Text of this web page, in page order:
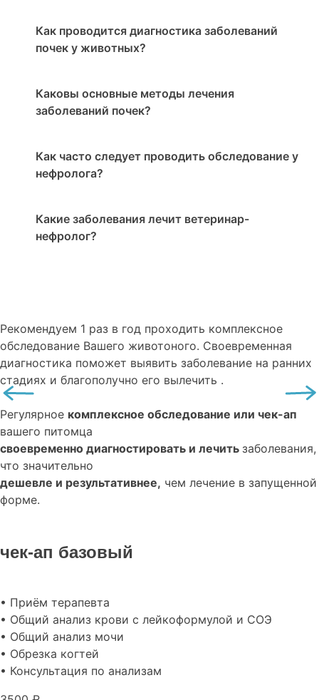
Как проводится диагностика заболеваний
почек у животных?
Каковы основные методы лечения
заболеваний почек?
Как часто следует проводить обследование у
нефролога?
Какие заболевания лечит ветеринар-
нефролог?
Рекомендуем 1 раз в год проходить комплексное
обследование Вашего животоного. Своевременная
диагностика поможет выявить заболевание на ранних
стадиях и благополучно его вылечить .
Регулярное комплексное обследование или чек-ап
вашего питомца
своевременно диагностировать и лечить заболевания,
что значительно
дешевле и результативнее, чем лечение в запущенной
форме.
чек-ап базовый
• Приём терапевта
• Общий анализ крови с лейкоформулой и СОЭ
• Общий анализ мочи
• Обрезка когтей
• Консультация по анализам